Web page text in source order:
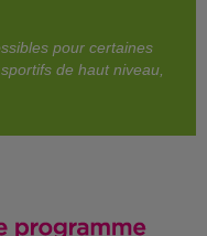
pour certaines
de haut niveau,